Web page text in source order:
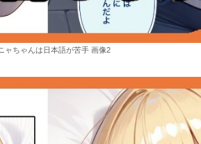
ャちゃんは日本語が苦手 画像2